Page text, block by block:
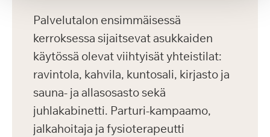
Palvelutalon ensimmäisessä
kerroksessa sijaitsevat asukkaiden
käytössä olevat viihtyisät yhteistilat:
ravintola, kahvila, kuntosali, kirjasto ja
sauna- ja allasosasto sekä
juhlakabinetti. Parturi-kampaamo,
jalkahoitaja ja fysioterapeutti